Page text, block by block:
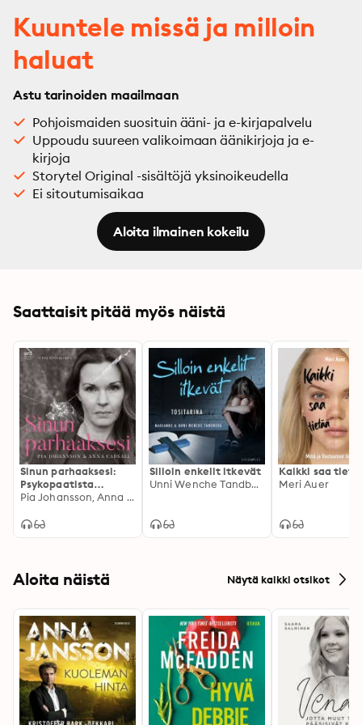
Kuuntele missä ja milloin
haluat
Astu tarinoiden maailmaan
Pohjoismaiden suosituin ääni- ja e-kirjapalvelu
Uppoudu suureen valikoimaan äänikirjoja ja e-
kirjoja
Storytel Original -sisältöjä yksinoikeudella
Ei sitoutumisaikaa
Aloita ilmainen kokeilu
Saattaisit pitää myös näistä
Sinun parhaaksesi:
Psykopaatista
selviytyminen
Pia Johansson, Anna Carsall
Silloin enkelit itkevät
Unni Wenche Tandberg, Marianne
Kaikki saa
Meri Auer
Aloita näistä Näytä kaikki otsikot